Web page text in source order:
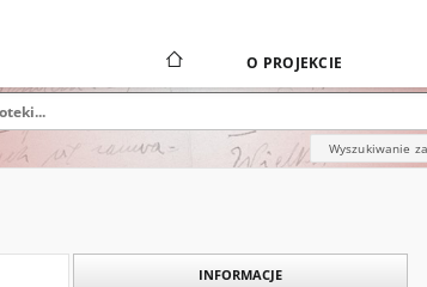
O PROJEKCIE
Wyszukiwanie
INFORMACJE